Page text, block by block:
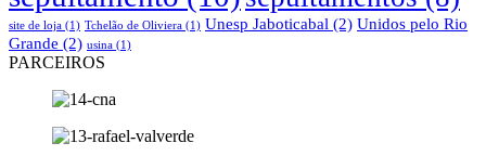
site de loja (1) Tchelão de Oliviera (1) Unesp Jaboticabal (2) Unidos pelo Rio
Grande (2) usina (1)
PARCEIROS